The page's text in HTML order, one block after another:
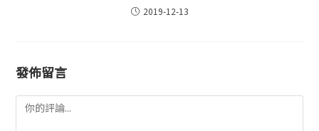
2019-12-13
發佈留言